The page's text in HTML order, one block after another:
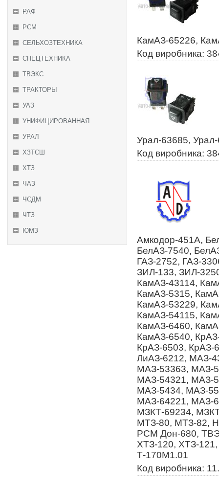
РАФ
РСМ
СЕЛЬХОЗТЕХНИКА
СПЕЦТЕХНИКА
ТВЭКС
ТРАКТОРЫ
УАЗ
УНИФИЦИРОВАННАЯ
УРАЛ
ХЗТСШ
ХТЗ
ЧАЗ
ЧСДМ
ЧТЗ
ЮМЗ
КамАЗ-65226,
Код виробника:
Урал-63685,
Код виробника:
Амкодор-451А,
БелАЗ-7540,
ГАЗ-2752, ГАЗ-
ЗИЛ-133, ЗИЛ-
КамАЗ-43114,
КамАЗ-5315,
КамАЗ-53229,
КамАЗ-54115,
КамАЗ-6460,
КамАЗ-6540,
КрАЗ-6503, КрАЗ-
ЛиАЗ-6212, МАЗ-
МАЗ-53363, МАЗ-
МАЗ-54321, МАЗ-
МАЗ-5434, МАЗ-
МАЗ-64221, МАЗ-
МЗКТ-69234,
МТЗ-80, МТЗ-82,
РСМ Дон-680,
ХТЗ-120, ХТЗ-
Т-170М1.01
Код виробника: